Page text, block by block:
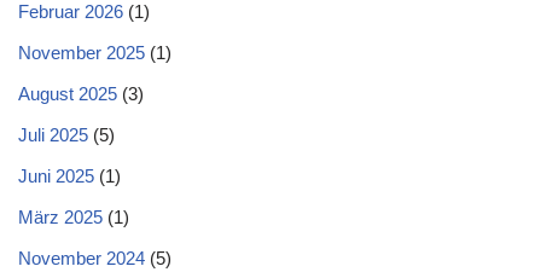
Februar 2026 (1)
November 2025 (1)
August 2025 (3)
Juli 2025 (5)
Juni 2025 (1)
März 2025 (1)
November 2024 (5)